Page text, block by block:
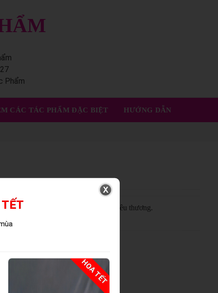
Phẩm
CÁC TÁC PHẨM ĐẶC BIỆT HƯỚNG DẪN
xinh gửi đến những người mình yêu thương.
HOA TẾT